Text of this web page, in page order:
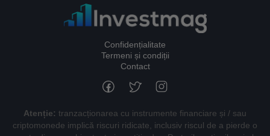
Confidențialitate
Termeni și condiții
Contact
Atenție: tranzacționarea cu instrumente financiare și / sau
criptomonede implică riscuri ridicate, inclusiv riscul de a pierde o